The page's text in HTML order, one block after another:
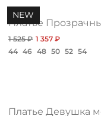
NEW
1 525 ₽ 1 357 ₽
44 46 48 50 52 54